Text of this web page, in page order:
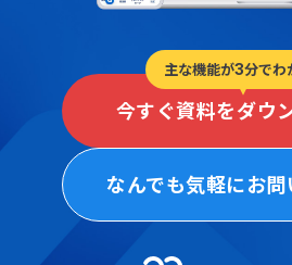
主な機能が3分でわ
今すぐ資料をダウ
なんでも気軽にお